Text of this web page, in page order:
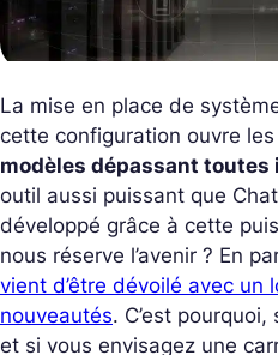
La mise en place de
cette configuration ouvre
modèles dépassant toutes
outil aussi puissant que
développé grâce à cette
nous réserve l’avenir ? En
vient d’être dévoilé avec un
nouveautés. C’est
et si vous envisagez une